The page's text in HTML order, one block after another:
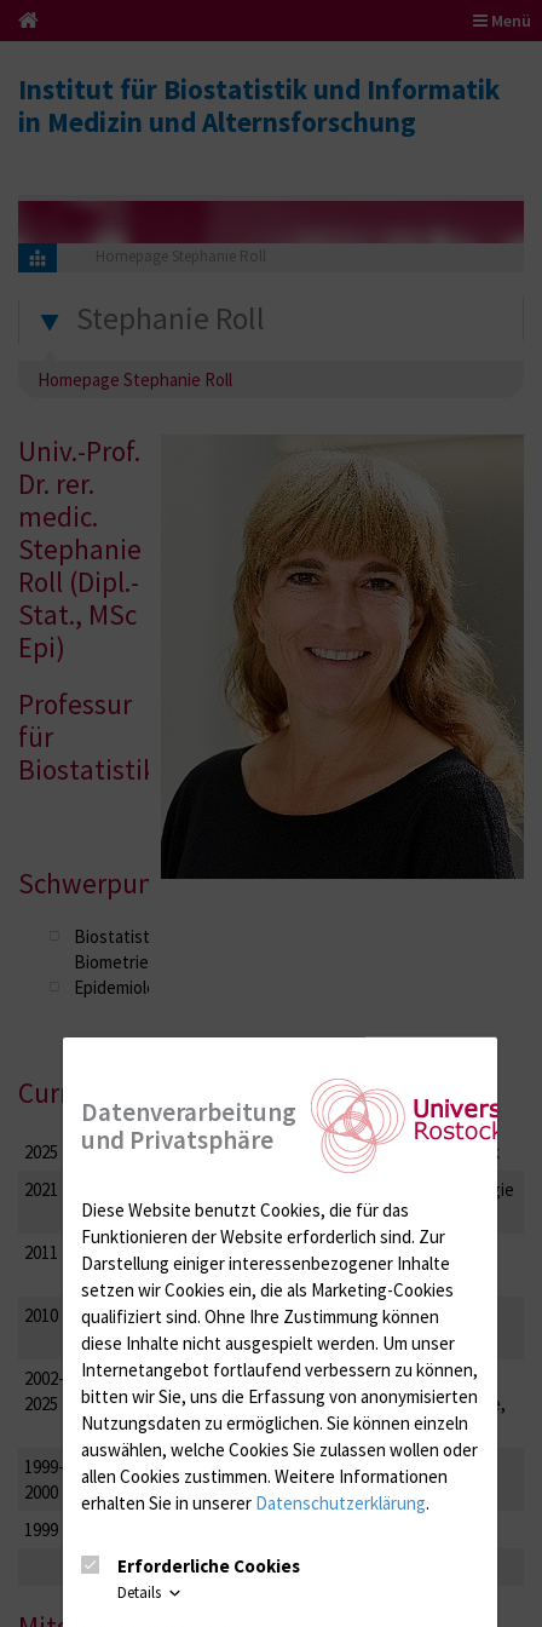
Menü
Institut für Biostatistik und Informatik
in Medizin und Alternsforschung
Homepage Stephanie Roll
Stephanie Roll
Homepage Stephanie Roll
Univ.-Prof.
Dr. rer.
medic.
Stephanie
Roll (Dipl.-
Stat., MSc
Epi)
Professur
für
Biostatistik
Schwerpunkte
Biostatistik/
Biometrie
Epidemiologie
Curriculum vitae
2025
Professur für Biostatistik, Universitätsmedizin Rostock
2021
Habilitation zur Privatdozentin für das Fach Epidemiologie
und Biometrie, Charité - Universitätsmedizin Berlin
2011
MSc in Epidemiologie, London School of Hygiene &
Tropical Medicine, UK
2010
Promotion zum Dr. rer. medic., Charité -
Universitätsmedizin Berlin
2002-
2025
Leitende Wissenschaftliche Mitarbeiterin, Institut für
Sozialmedizin, Epidemiologie und Gesundheitsökonomie,
Charité ‐ Universitätsmedizin Berlin
1999-
2000
Wissenschaftliche Mitarbeiterin, CeDiS (Center für
Digitale Systeme) der Freien Universität Berlin
1999
Datenverarbeitung
und Privatsphäre
Diese Website benutzt Cookies, die für das
Funktionieren der Website erforderlich sind. Zur
Darstellung einiger interessenbezogener Inhalte
setzen wir Cookies ein, die als Marketing-Cookies
qualifiziert sind. Ohne Ihre Zustimmung können
diese Inhalte nicht ausgespielt werden. Um unser
Internetangebot fortlaufend verbessern zu können,
bitten wir Sie, uns die Erfassung von anonymisierten
Nutzungsdaten zu ermöglichen. Sie können einzeln
auswählen, welche Cookies Sie zulassen wollen oder
allen Cookies zustimmen. Weitere Informationen
erhalten Sie in unserer Datenschutzerklärung.
Erforderliche Cookies
Details